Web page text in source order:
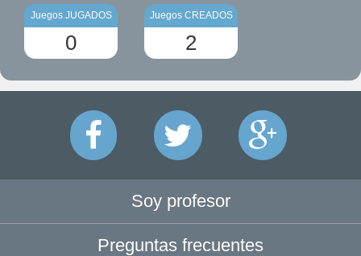
Juegos JUGADOS
0
Juegos CREADOS
2
Soy profesor
Preguntas frecuentes